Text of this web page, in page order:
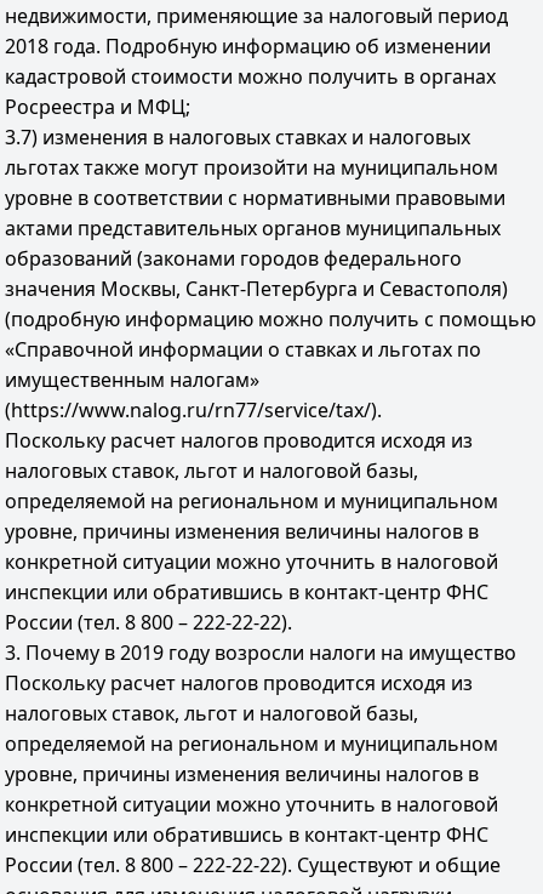
недвижимости, применяющие за налоговый период
2018 года. Подробную информацию об изменении
кадастровой стоимости можно получить в органах
Росреестра и МФЦ;
3.7) изменения в налоговых ставках и налоговых
льготах также могут произойти на муниципальном
уровне в соответствии с нормативными правовыми
актами представительных органов муниципальных
образований (законами городов федерального
значения Москвы, Санкт-Петербурга и Севастополя)
(подробную информацию можно получить с помощью
«Справочной информации о ставках и льготах по
имущественным налогам»
(https://www.nalog.ru/rn77/service/tax/).
Поскольку расчет налогов проводится исходя из
налоговых ставок, льгот и налоговой базы,
определяемой на региональном и муниципальном
уровне, причины изменения величины налогов в
конкретной ситуации можно уточнить в налоговой
инспекции или обратившись в контакт-центр ФНС
России (тел. 8 800 – 222-22-22).
3. Почему в 2019 году возросли налоги на имущество
Поскольку расчет налогов проводится исходя из
налоговых ставок, льгот и налоговой базы,
определяемой на региональном и муниципальном
уровне, причины изменения величины налогов в
конкретной ситуации можно уточнить в налоговой
инспекции или обратившись в контакт-центр ФНС
России (тел. 8 800 – 222-22-22). Существуют и общие